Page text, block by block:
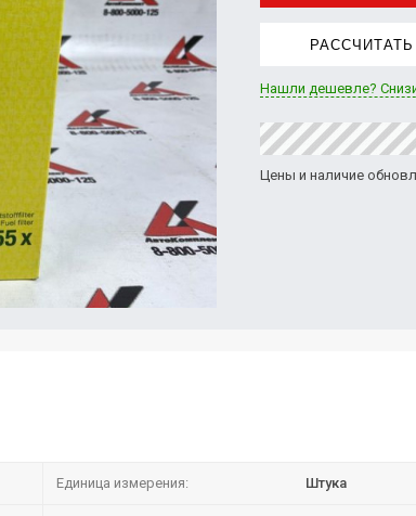
Нашли дешевле?
Цены и наличие
Единица измерения: Штука